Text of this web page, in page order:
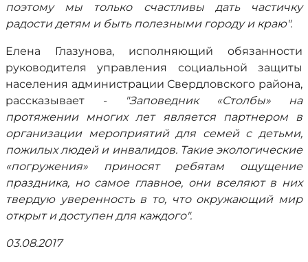
поэтому мы только счастливы дать частичку
радости детям и быть полезными городу и краю".
Елена Глазунова, исполняющий обязанности
руководителя управления социальной защиты
населения администрации Свердловского района,
рассказывает -"Заповедник «Столбы» на
протяжении многих лет является партнером в
организации мероприятий для семей с детьми,
пожилых людей и инвалидов. Такие экологические
«погружения» приносят ребятам ощущение
праздника, но самое главное, они вселяют в них
твердую уверенность в то, что окружающий мир
открыт и доступен для каждого".
03.08.2017